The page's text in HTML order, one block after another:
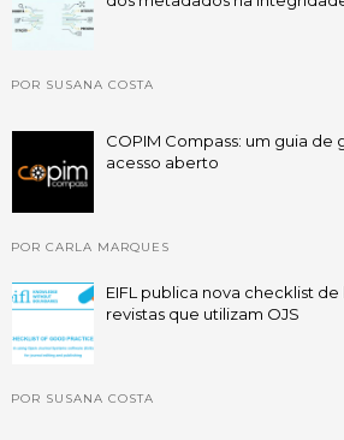
POR SUSANA COSTA
COPIM Compass: um guia de
acesso aberto
POR CARLA MARQUES
EIFL publica nova checklist
revistas que utilizam OJS
POR SUSANA COSTA